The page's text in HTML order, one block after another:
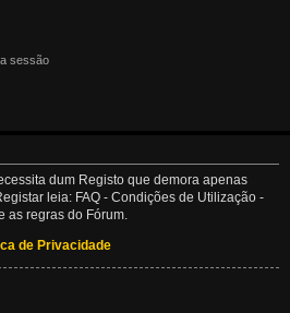
sessão
dum Registo que demora apenas
leia: FAQ - Condições de Utilização -
as regras do Fórum.
de Privacidade